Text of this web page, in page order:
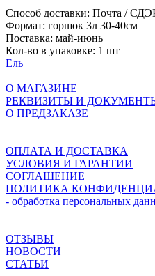
Способ доставки: Почта /
Формат: горшок 3л 30-40см
Поставка: май-июнь
Кол-во в упаковке: 1 шт
Ель
О МАГАЗИНЕ
РЕКВИЗИТЫ И
О ПРЕДЗАКАЗЕ
ОПЛАТА И ДОСТАВКА
УСЛОВИЯ И ГАРАНТИИ
СОГЛАШЕНИЕ
ПОЛИТИКА
- обработка персональных
ОТЗЫВЫ
НОВОСТИ
СТАТЬИ